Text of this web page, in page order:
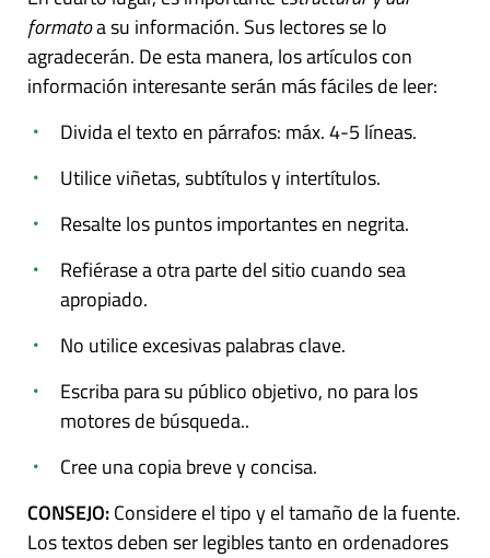
formatoa su información. Sus lectores se lo
agradecerán. De esta manera, los artículos con
información interesante serán más fáciles de leer:
Divida el texto en párrafos: máx. 4-5 líneas.
Utilice viñetas, subtítulos y intertítulos.
Resalte los puntos importantes en negrita.
Refiérase a otra parte del sitio cuando sea
apropiado.
No utilice excesivas palabras clave.
Escriba para su público objetivo, no para los
motores de búsqueda..
Cree una copia breve y concisa.
CONSEJO:Considere el tipo y el tamaño de la fuente.
Los textos deben ser legibles tanto en ordenadores